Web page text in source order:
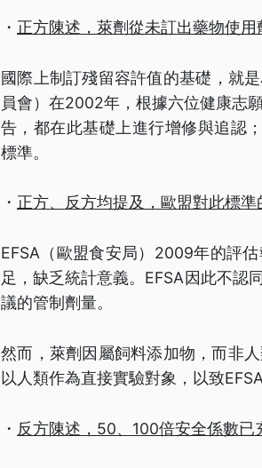
・ 正方陳述，萊劑從未訂出藥物使用
國際上制訂殘留容許值的基礎，就
員會）在2002年，根據六位健康志
告，都在此基礎上進行增修與追認
標準。
・ 正方、反方均提及，歐盟對此標準
EFSA（歐盟食安局）2009年的評
足，缺乏統計意義。EFSA因此不認
議的管制劑量。
然而，萊劑因屬飼料添加物，而非
以人類作為直接實驗對象，以致
・ 反方陳述，50、100倍安全係數已